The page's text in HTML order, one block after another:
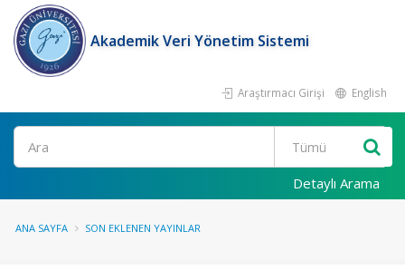
Akademik Veri Yönetim Sistemi
Araştırmacı Girişi English
Ara
Detaylı Arama
ANA SAYFA SON EKLENEN YAYINLAR